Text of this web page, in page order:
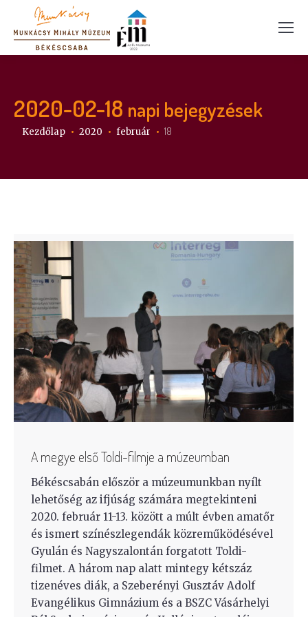
2020-02-18 napi bejegyzések
Itt vagy:
Kezdőlap 2020 február 18
A megye első Toldi-filmje a múzeumban
Békéscsabán először a múzeumunkban nyílt
lehetőség az ifjúság számára megtekinteni
2020. február 11-13. között a múlt évben amatőr
és ismert színészlegendák közreműködésével
Gyulán és Nagyszalontán forgatott Toldi-
filmet. A három nap alatt mintegy kétszáz
tizenéves diák, a Szeberényi Gusztáv Adolf
Evangélikus Gimnázium és a BSZC Vásárhelyi